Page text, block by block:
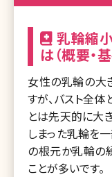
乳輪縮
は（概要・
女性の乳輪の大
すが、バスト全
とは先天的に大
しまった乳輪を
の根元か乳輪の
ことが多いです。